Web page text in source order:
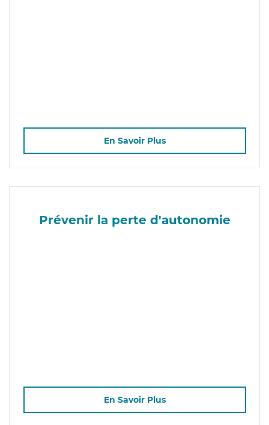
En Savoir Plus
Prévenir la perte d'autonomie
En Savoir Plus